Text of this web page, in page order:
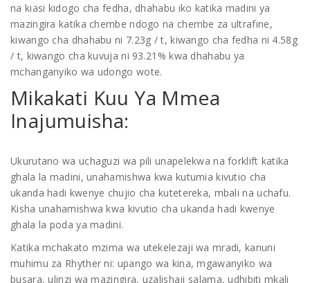
na kiasi kidogo cha fedha, dhahabu iko katika madini ya
mazingira katika chembe ndogo na chembe za ultrafine,
kiwango cha dhahabu ni 7.23g / t, kiwango cha fedha ni 4.58g
/ t, kiwango cha kuvuja ni 93.21% kwa dhahabu ya
mchanganyiko wa udongo wote.
Mikakati Kuu Ya Mmea
Inajumuisha:
Ukurutano wa uchaguzi wa pili unapelekwa na forklift katika
ghala la madini, unahamishwa kwa kutumia kivutio cha
ukanda hadi kwenye chujio cha kutetereka, mbali na uchafu.
Kisha unahamishwa kwa kivutio cha ukanda hadi kwenye
ghala la poda ya madini.
Katika mchakato mzima wa utekelezaji wa mradi, kanuni
muhimu za Rhyther ni: upango wa kina, mgawanyiko wa
busara, ulinzi wa mazingira, uzalishaji salama, udhibiti mkali